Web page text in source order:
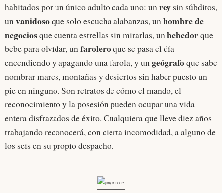
habitados por un único adulto cada uno: unrey sin súbditos,
unvanidosoque solo escucha alabanzas, unhombre de
negociosque cuenta estrellas sin mirarlas, unbebedorque
bebe para olvidar, unfaroleroque se pasa el día
encendiendo y apagando una farola, y ungeógrafoque sabe
nombrar mares, montañas y desiertos sin haber puesto un
pie en ninguno. Son retratos de cómo el mando, el
reconocimiento y la posesión pueden ocupar una vida
entera disfrazados de éxito. Cualquiera que lleve diez años
trabajando reconocerá, con cierta incomodidad, a alguno de
los seis en su propio despacho.